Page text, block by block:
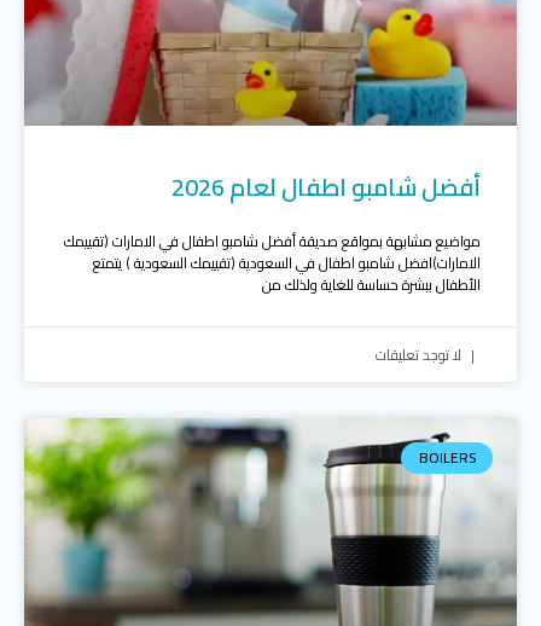
أفضل شامبو اطفال لعام 2026
مواضيع مشابهة بمواقع صديقة أفضل شامبو اطفال في الامارات (تقييمك
الامارات)افضل شامبو اطفال في السعودية (تقييمك السعودية ) يتمتع
الأطفال ببشرة حساسة للغاية ولذلك من
لا توجد تعليقات
BOILERS